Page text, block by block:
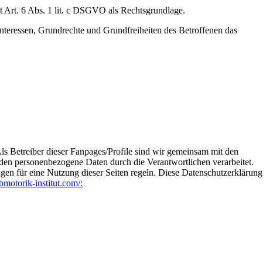
Art. 6 Abs. 1 lit. c DSGVO als Rechtsgrundlage.
Grundrechte und Grundfreiheiten des Betroffenen das
dieser Fanpages/Profile sind wir gemeinsam mit den
personenbezogene Daten durch die Verantwortlichen verarbeitet.
für eine Nutzung dieser Seiten regeln. Diese Datenschutzerklärung
institut.com/: